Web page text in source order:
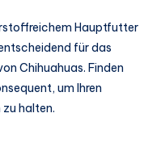
Hauptfutter
für das
Chihuahuas. Finden
um Ihren
halten.